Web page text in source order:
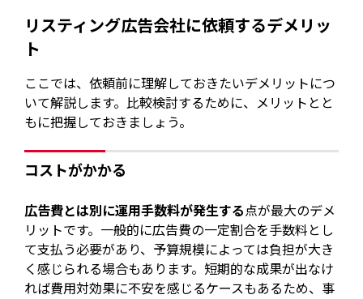
リスティング広告会社に依頼するデメリッ
ト
ここでは、依頼前に理解しておきたいデメリットにつ
いて解説します。比較検討するために、メリットとと
もに把握しておきましょう。
コストがかかる
広告費とは別に運用手数料が発生する点が最大のデメ
リットです。一般的に広告費の一定割合を手数料とし
て支払う必要があり、予算規模によっては負担が大き
く感じられる場合もあります。短期的な成果が出なけ
れば費用対効果に不安を感じるケースもあるため、事